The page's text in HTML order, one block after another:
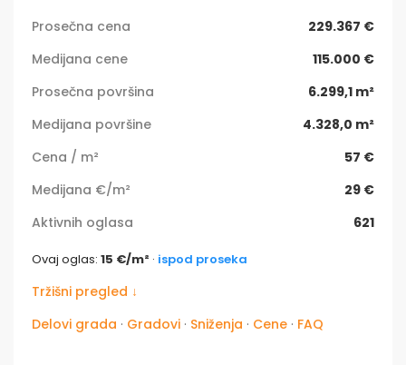
Prosečna cena
229.367 €
Medijana cene
115.000 €
Prosečna površina
6.299,1 m²
Medijana površine
4.328,0 m²
Cena / m²
57 €
Medijana €/m²
29 €
Aktivnih oglasa
621
Ovaj oglas: 15 €/m² · ispod proseka
Tržišni pregled ↓
Delovi grada · Gradovi · Sniženja · Cene · FAQ